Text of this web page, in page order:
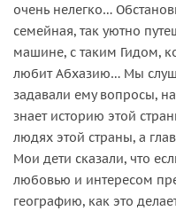
очень нелегко…
семейная, так уютно
машине, с таким Гидом,
любит Абхазию… Мы
задавали ему вопросы,
знает историю этой
людях этой страны, а
Мои дети сказали, что
любовью и интересом
географию, как это